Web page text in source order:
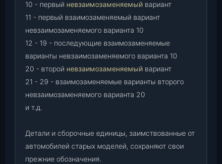
10 - первый невзаимозаменяемый вариант
11 - первый взаимозаменяемый вариант
невзаимозаменяемого варианта 10
12 - 19 - последующие взаимозаменяемые
варианты невзаимозаменяемого варианта 10
20 - второй невзаимозаменяемый вариант
21 - 29 - взаимозаменяемые варианты второго
невзаимозаменяемого варианта 20
и т.д.
Детали и сборочные единицы, заимствованные от
автомобилей старых моделей, сохраняют свои
прежние обозначения.